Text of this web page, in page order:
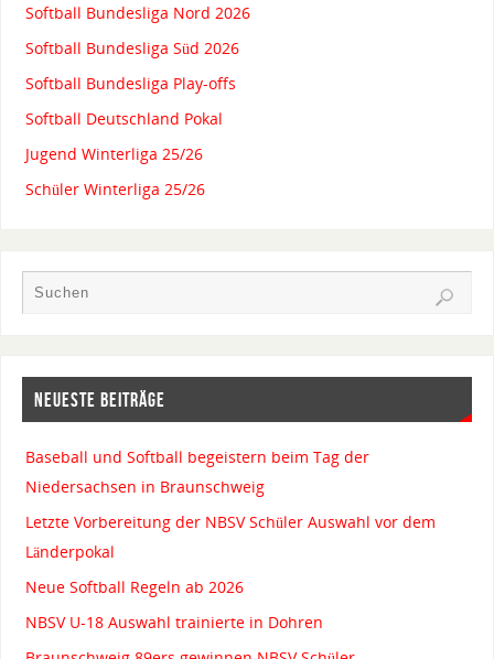
Softball Bundesliga Nord 2026
Softball Bundesliga Süd 2026
Softball Bundesliga Play-offs
Softball Deutschland Pokal
Jugend Winterliga 25/26
Schüler Winterliga 25/26
NEUESTE BEITRÄGE
Baseball und Softball begeistern beim Tag der
Niedersachsen in Braunschweig
Letzte Vorbereitung der NBSV Schüler Auswahl vor dem
Länderpokal
Neue Softball Regeln ab 2026
NBSV U-18 Auswahl trainierte in Dohren